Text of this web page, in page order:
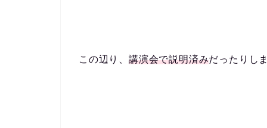
この辺り、 講演会で説明済みだったりし